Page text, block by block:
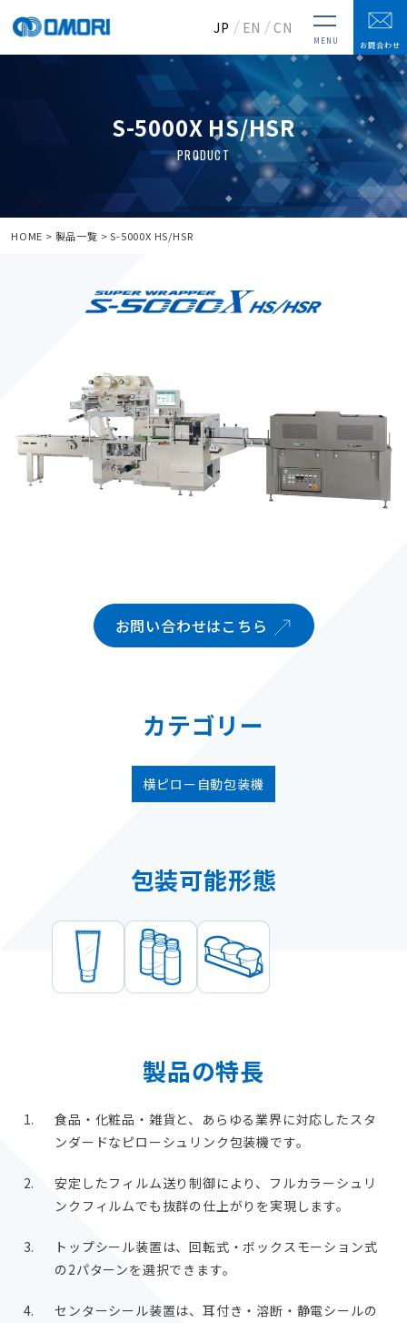
MENU
JP EN CN
お問合わせ
S-5000X HS/HSR
HOME 製品一覧 S-5000X HS/HSR
お問い合わせはこちら
カテゴリー
横ピロー自動包装機
包装可能形態
製品の特長
食品・化粧品・雑貨と、あらゆる業界に対応したスタ
ンダードなピローシュリンク包装機です。
安定したフィルム送り制御により、フルカラーシュリ
ンクフィルムでも抜群の仕上がりを実現します。
トップシール装置は、回転式・ボックスモーション式
の2パターンを選択できます。
センターシール装置は、耳付き・溶断・静電シールの